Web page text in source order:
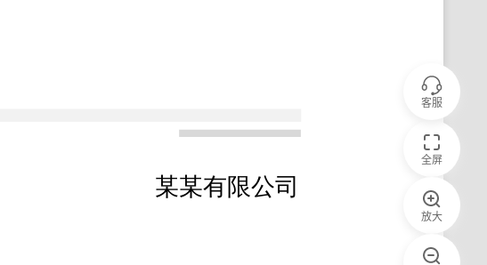
客服
全屏
放大